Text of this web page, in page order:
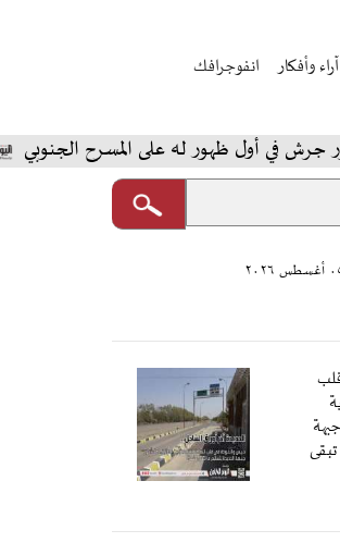
آراء وأفكار انفوجرافك
ظهور له على المسرح الجنوبي